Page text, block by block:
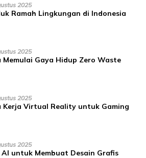
2025
Ramah Lingkungan di Indonesia
2025
Memulai Gaya Hidup Zero Waste
2025
Kerja Virtual Reality untuk Gaming
2025
untuk Membuat Desain Grafis